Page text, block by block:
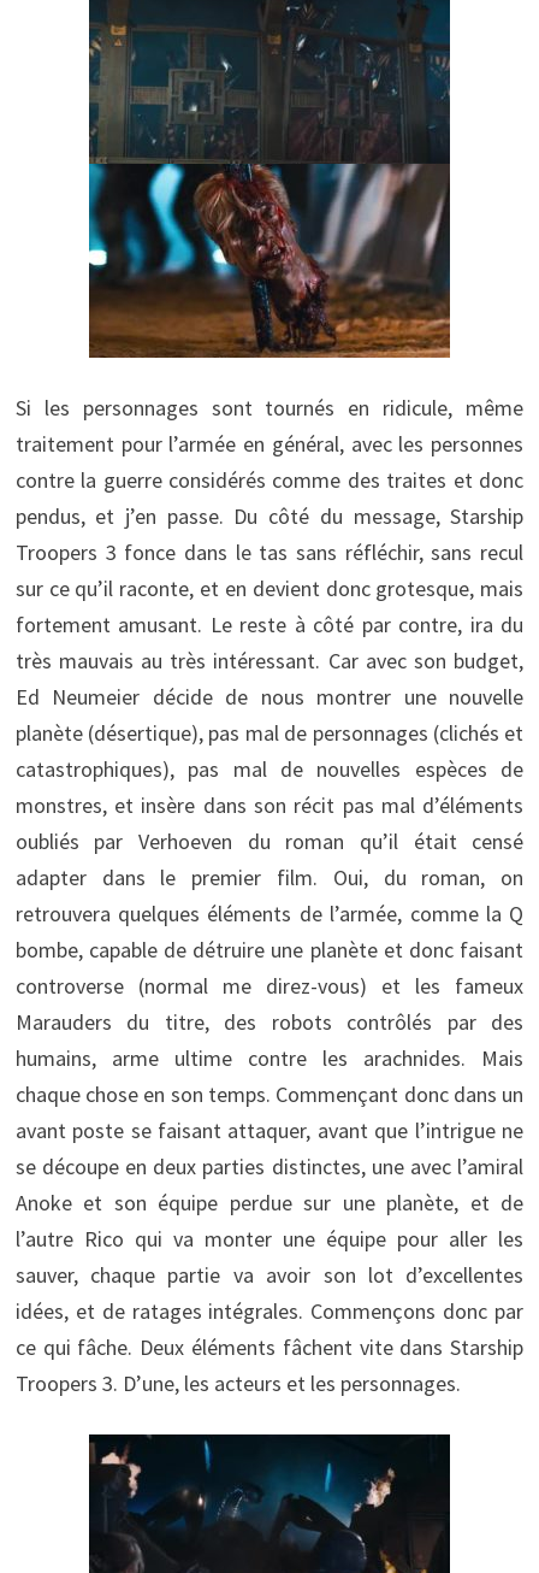
Si les personnages sont tournés en ridicule, même
traitement pour l’armée en général, avec les personnes
contre la guerre considérés comme des traites et donc
pendus, et j’en passe. Du côté du message, Starship
Troopers 3 fonce dans le tas sans réfléchir, sans recul
sur ce qu’il raconte, et en devient donc grotesque, mais
fortement amusant. Le reste à côté par contre, ira du
très mauvais au très intéressant. Car avec son budget,
Ed Neumeier décide de nous montrer une nouvelle
planète (désertique), pas mal de personnages (clichés et
catastrophiques), pas mal de nouvelles espèces de
monstres, et insère dans son récit pas mal d’éléments
oubliés par Verhoeven du roman qu’il était censé
adapter dans le premier film. Oui, du roman, on
retrouvera quelques éléments de l’armée, comme la Q
bombe, capable de détruire une planète et donc faisant
controverse (normal me direz-vous) et les fameux
Marauders du titre, des robots contrôlés par des
humains, arme ultime contre les arachnides. Mais
chaque chose en son temps. Commençant donc dans un
avant poste se faisant attaquer, avant que l’intrigue ne
se découpe en deux parties distinctes, une avec l’amiral
Anoke et son équipe perdue sur une planète, et de
l’autre Rico qui va monter une équipe pour aller les
sauver, chaque partie va avoir son lot d’excellentes
idées, et de ratages intégrales. Commençons donc par
ce qui fâche. Deux éléments fâchent vite dans Starship
Troopers 3. D’une, les acteurs et les personnages.